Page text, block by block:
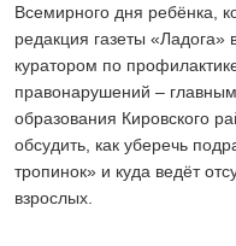
Всемирного дня ребёнка,
редакция газеты «Ладога»
куратором по
правонарушений –
образования Кировского
обсудить, как уберечь
тропинок» и куда ведёт
взрослых.